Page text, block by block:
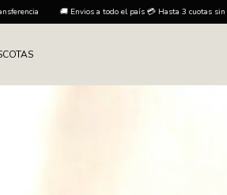
Hasta 3 cuotas sin interes ✔️ 15% off por transferencia